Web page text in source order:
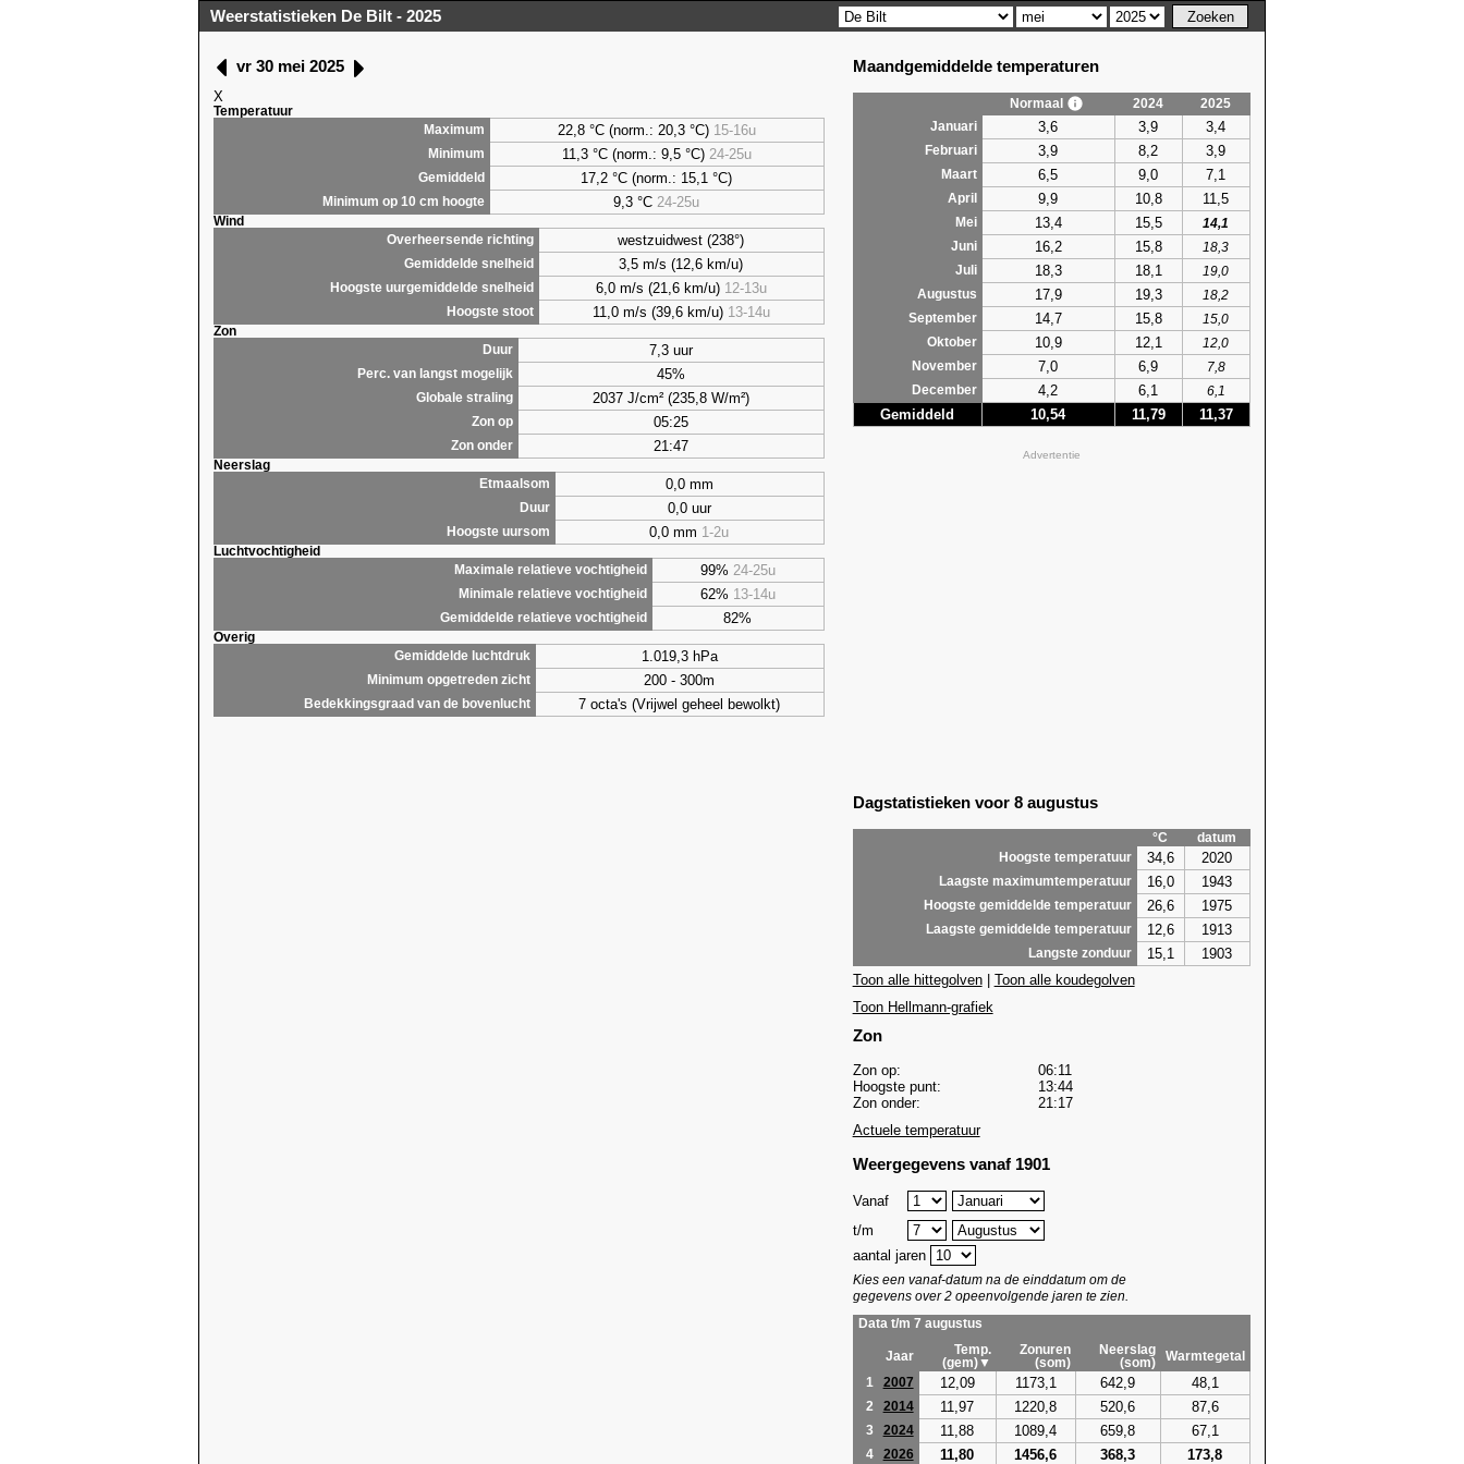
Weerstatistieken De Bilt - 2025
vr 30 mei 2025
X
Temperatuur
Maximum
22,8 °C (norm.: 20,3 °C) 15-16u
Minimum 11,3 °C (norm.: 9,5 °C) 24-25u
Gemiddeld 17,2 °C (norm.: 15,1 °C)
Minimum op 10 cm hoogte 9,3 °C 24-25u
Wind
Overheersende richting
westzuidwest (238°)
Gemiddelde snelheid 3,5 m/s (12,6 km/u)
Hoogste uurgemiddelde snelheid 6,0 m/s (21,6 km/u) 12-13u
Hoogste stoot 11,0 m/s (39,6 km/u) 13-14u
Zon
Duur
7,3 uur
Perc. van langst mogelijk 45%
Globale straling 2037 J/cm² (235,8 W/m²)
Zon op 05:25
Zon onder 21:47
Neerslag
Etmaalsom
0,0 mm
Duur 0,0 uur
Hoogste uursom 0,0 mm 1-2u
Luchtvochtigheid
Maximale relatieve vochtigheid
99% 24-25u
Minimale relatieve vochtigheid 62% 13-14u
Gemiddelde relatieve vochtigheid 82%
Overig
Gemiddelde luchtdruk
1.019,3 hPa
Minimum opgetreden zicht 200 - 300m
Bedekkingsgraad van de bovenlucht 7 octa's (Vrijwel geheel bewolkt)
Maandgemiddelde temperaturen
Normaal 2024
2025
Januari
3,6 3,9 3,4
Februari 3,9 8,2 3,9
Maart 6,5 9,0 7,1
April 9,9 10,8 11,5
Mei 13,4 15,5
14,1
Juni
16,2 15,8
18,3
Juli
18,3 18,1
19,0
Augustus
17,9 19,3
18,2
September
14,7 15,8
15,0
Oktober
10,9 12,1
12,0
November
7,0 6,9
7,8
December
4,2 6,1 6,1
Gemiddeld 10,54 11,79 11,37
Advertentie
Dagstatistieken voor 8 augustus
°C
datum
Hoogste temperatuur
34,6 2020
Laagste maximumtemperatuur 16,0 1943
Hoogste gemiddelde temperatuur 26,6 1975
Laagste gemiddelde temperatuur 12,6 1913
Langste zonduur 15,1
1903
Toon alle hittegolven| Toon alle koudegolven
Toon Hellmann-grafiek
Zon
Zon op:
06:11
Hoogste punt:
13:44
Zon onder:
21:17
Actuele temperatuur
Weergegevens vanaf 1901
Vanaf
t/m
aantal jaren
Kies een vanaf-datum na de einddatum om de
gegevens over 2 opeenvolgende jaren te zien.
Data t/m 7 augustus
Jaar
Temp.
(gem)▼
Zonuren
(som)
Neerslag
(som)
Warmtegetal
1
2007 12,09 1173,1 642,9 48,1
2 2014 11,97 1220,8 520,6 87,6
3 2024 11,88 1089,4 659,8 67,1
4 2026 11,80 1456,6 368,3 173,8